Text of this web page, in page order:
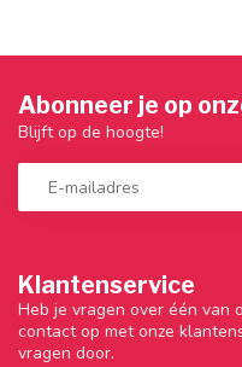
Klantenservice
Heb je vragen over één van
contact op met onze
vragen door.
Abonneer je op
Blijft op de hoogte!